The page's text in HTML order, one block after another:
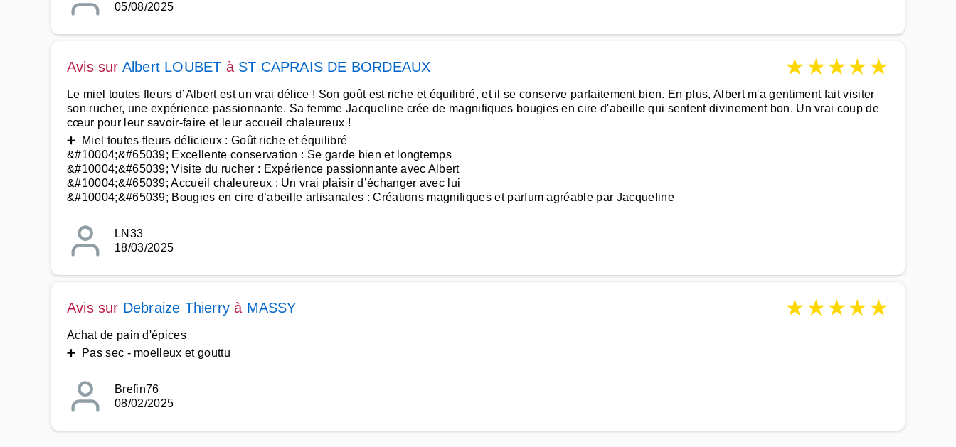
05/08/2025
Avis sur Albert LOUBET à ST CAPRAIS DE BORDEAUX ★★★★★
Le miel toutes fleurs d’Albert est un vrai délice ! Son goût est riche et équilibré, et il se conserve parfaitement bien. En plus, Albert m'a gentiment fait visiter
son rucher, une expérience passionnante. Sa femme Jacqueline crée de magnifiques bougies en cire d'abeille qui sentent divinement bon. Un vrai coup de
cœur pour leur savoir-faire et leur accueil chaleureux !
➕ Miel toutes fleurs délicieux : Goût riche et équilibré
&#10004;&#65039; Excellente conservation : Se garde bien et longtemps
&#10004;&#65039; Visite du rucher : Expérience passionnante avec Albert
&#10004;&#65039; Accueil chaleureux : Un vrai plaisir d’échanger avec lui
&#10004;&#65039; Bougies en cire d’abeille artisanales : Créations magnifiques et parfum agréable par Jacqueline
LN33
18/03/2025
Avis sur Debraize Thierry à MASSY ★★★★★
Achat de pain d'épices
➕ Pas sec - moelleux et gouttu
Brefin76
08/02/2025